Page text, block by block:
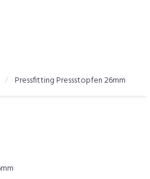
Pressfitting Pressstopfen 26mm